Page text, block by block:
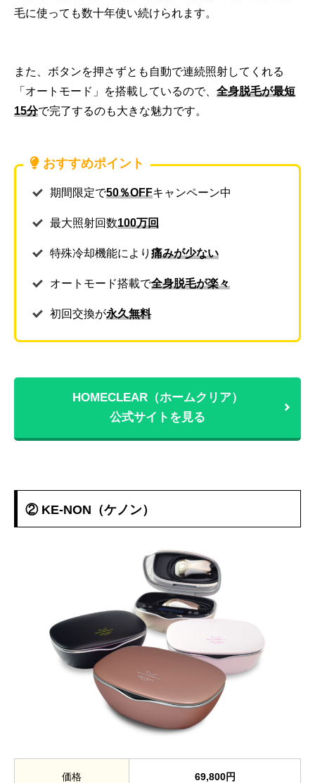
毛に使っても数十年使い続けられます。
また、ボタンを押さずとも自動で連続照射してくれる
「オートモード」を搭載しているので、 全身脱毛が最短
15分で完了するのも大きな魅力です。
おすすめポイント
期間限定で50％OFFキャンペーン中
最大照射回数100万回
特殊冷却機能により 痛みが少ない
オートモード搭載で全身脱毛が楽々
初回交換が永久無料
HOMECLEAR（ホームクリア）
公式サイトを見る
② KE-NON（ケノン）
価格 69,800円